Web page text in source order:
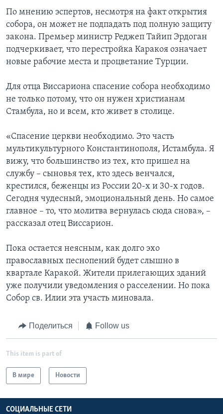
По мнению эспертов, несмотря на факт открытия
собора, он может не подпадать под полную защиту
закона. Премьер министр Реджеп Тайип Эрдоган
подчеркивает, что перестройка Каракоя означает
новые рабочие места и процветание Турции.
Для отца Виссариона спасение собора необходимо
не только потому, что он нужен христианам
Стамбула, но и всем, кто живет в столице.
«Спасение церкви необходимо. Это часть
мультикультурного Константинополя, Истамбула. Я
вижу, что большинство из тех, кто пришел на
службу – сыновья тех, кто здесь венчался,
крестился, беженцы из России 20-х и 30-х годов.
Сегодня чудесный, эмоциональный день. Но самое
главное – то, что молитва вернулась сюда снова», –
рассказал отец Виссарион.
Пока остается неясным, как долго эхо
православных песнопений будет слышно в
квартале Каракой. Жители прилегающих зданий
уже получили уведомления о расселении. Но пока
Собор св. Илии эта участь миновала.
Поделиться Follow us
This item is part of
В мире Новости
СОЦИАЛЬНЫЕ СЕТИ